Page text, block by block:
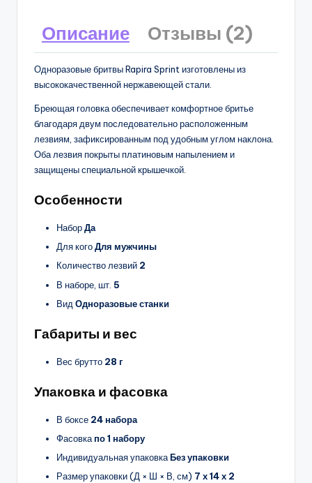
Описание Отзывы (2)
Одноразовые бритвы Rapira Sprint изготовлены из
высококачественной нержавеющей стали.
Бреющая головка обеспечивает комфортное бритье
благодаря двум последовательно расположенным
лезвиям, зафиксированным под удобным углом наклона.
Оба лезвия покрыты платиновым напылением и
защищены специальной крышечкой.
Особенности
НаборДа
Для когоДля мужчины
Количество лезвий 2
В наборе, шт. 5
Вид Одноразовые станки
Габариты и вес
Вес брутто 28 г
Упаковка и фасовка
В боксе 24 набора
Фасовкапо 1 набору
Индивидуальная упаковкаБез упаковки
Размер упаковки (Д × Ш × В, см) 7 х 14 х 2